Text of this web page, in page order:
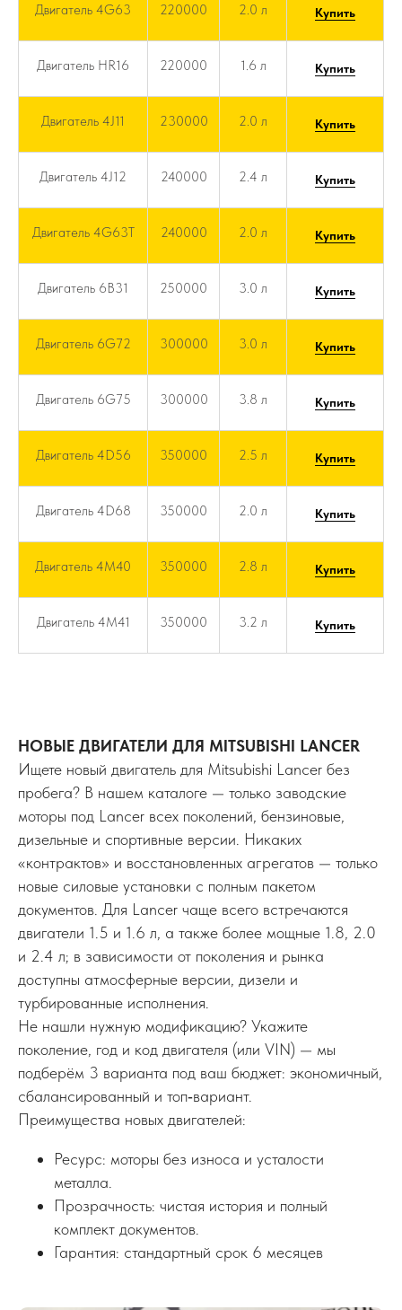
Двигатель 4G63 220000 2.0 л Купить
Двигатель HR16 220000 1.6 л Купить
Двигатель 4J11 230000 2.0 л Купить
Двигатель 4J12 240000 2.4 л Купить
Двигатель 4G63T 240000 2.0 л Купить
Двигатель 6B31 250000 3.0 л Купить
Двигатель 6G72 300000 3.0 л Купить
Двигатель 6G75 300000 3.8 л Купить
Двигатель 4D56 350000 2.5 л Купить
Двигатель 4D68 350000 2.0 л Купить
Двигатель 4M40 350000 2.8 л Купить
Двигатель 4M41 350000 3.2 л Купить
НОВЫЕ ДВИГАТЕЛИ ДЛЯ MITSUBISHI LANCER
Ищете новый двигатель для Mitsubishi Lancer без
пробега? В нашем каталоге — только заводские
моторы под Lancer всех поколений, бензиновые,
дизельные и спортивные версии. Никаких
«контрактов» и восстановленных агрегатов — только
новые силовые установки с полным пакетом
документов. Для Lancer чаще всего встречаются
двигатели 1.5 и 1.6 л, а также более мощные 1.8, 2.0
и 2.4 л; в зависимости от поколения и рынка
доступны атмосферные версии, дизели и
турбированные исполнения.
Не нашли нужную модификацию? Укажите
поколение, год и код двигателя (или VIN) — мы
подберём 3 варианта под ваш бюджет: экономичный,
сбалансированный и топ‑вариант.
Преимущества новых двигателей:
Ресурс: моторы без износа и усталости
металла.
Прозрачность: чистая история и полный
комплект документов.
Гарантия: стандартный срок 6 месяцев